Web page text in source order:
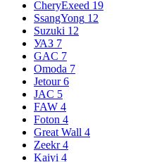
CheryExeed 19
SsangYong 12
Suzuki 12
УАЗ 7
GAC 7
Omoda 7
Jetour 6
JAC 5
FAW 4
Foton 4
Great Wall 4
Zeekr 4
Kaiyi 4